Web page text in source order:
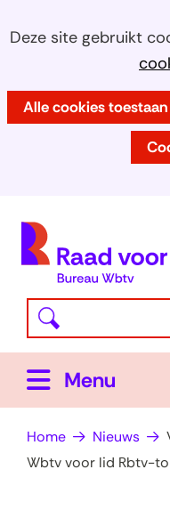
Cookies
Deze site gebruikt
Hier
het
gebruik
deze
website
worden
toegestaan
Alle cookies toestaan
Waar
bent
naar
op
zoek?
Menu
Home Nieuws
Wbtv voor lid Rbtv-